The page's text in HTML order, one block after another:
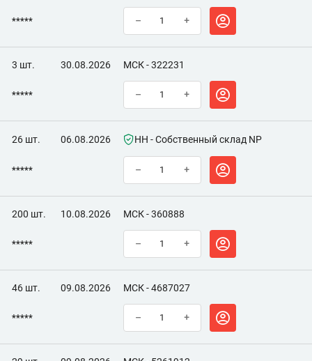
***** – +
3 шт. 30.08.2026 МСК - 322231
***** – +
26 шт. 06.08.2026 НН - Собственный склад NP
***** – +
200 шт. 10.08.2026 МСК - 360888
***** – +
46 шт. 09.08.2026 МСК - 4687027
***** – +